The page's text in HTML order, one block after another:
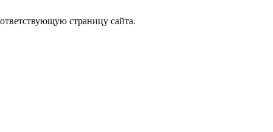
страницу сайта.